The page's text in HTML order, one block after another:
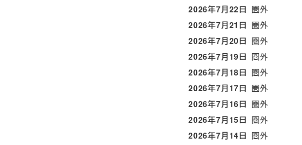
2026年7月22日 圏外
2026年7月21日 圏外
2026年7月20日 圏外
2026年7月19日 圏外
2026年7月18日 圏外
2026年7月17日 圏外
2026年7月16日 圏外
2026年7月15日 圏外
2026年7月14日 圏外